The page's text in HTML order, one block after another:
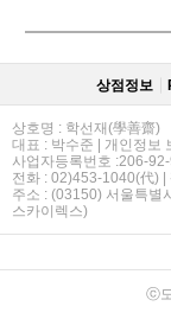
상점정보
상호명 : 학선재(學善齋)
대표 : 박수준 | 개인정보
사업자등록번호 :206-
전화 : 02)453-1040(代) |
주소 : (03150) 서울특별
스카이렉스)
ⓒ